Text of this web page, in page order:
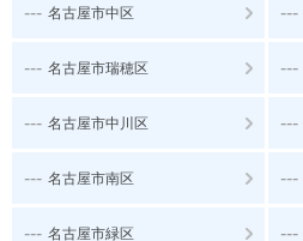
--- 名古屋市中区 ---
--- 名古屋市瑞穂区 ---
--- 名古屋市中川区 ---
--- 名古屋市南区 ---
--- 名古屋市緑区 ---